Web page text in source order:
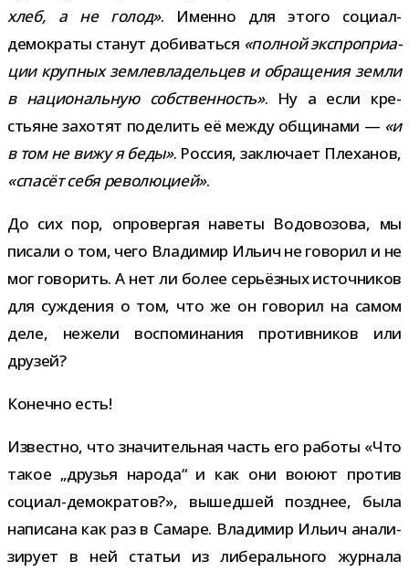
хлеб, а не голод». Именно для этого социал-​
демократы ста­нут доби­ваться «пол­ной экс­про­при­а­
ции круп­ных зем­ле­вла­дель­цев и обра­ще­ния земли
в наци­о­наль­ную соб­ствен­ность». Ну а если кре­
стьяне захо­тят поде­лить её между общи­нами — «и
в том не вижу я беды». Россия, заклю­чает Плеханов,
«спа­сёт себя рево­лю­цией».
До сих пор, опро­вер­гая наветы Водовозова, мы
писали о том, чего Владимир Ильич не гово­рил и не
мог гово­рить. А нет ли более серьёз­ных источ­ни­ков
для суж­де­ния о том, что же он гово­рил на самом
деле, нежели вос­по­ми­на­ния про­тив­ни­ков или
друзей?
Конечно есть!
Известно, что зна­чи­тель­ная часть его работы «Что
такое „дру­зья народа“ и как они воюют про­тив
социал-​демократов?», вышед­шей позд­нее, была
напи­сана как раз в Самаре. Владимир Ильич ана­ли­
зи­рует в ней ста­тьи из либе­раль­ного жур­нала